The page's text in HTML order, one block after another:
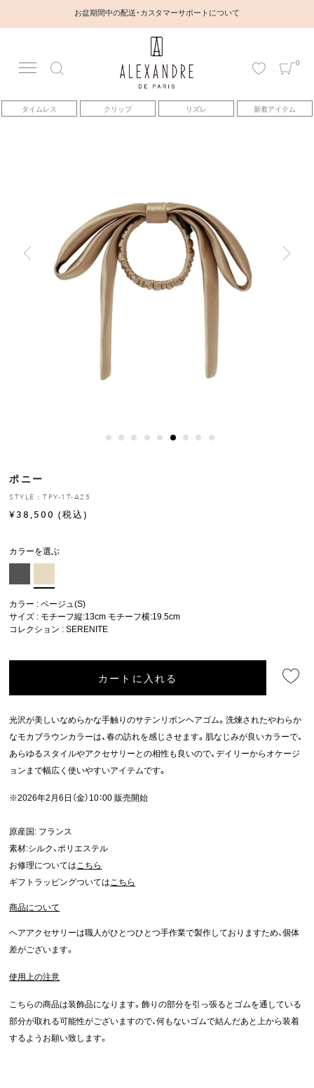
お盆期間中の配送・カスタマーサポートについて
0
タイムレス クリップ リズレ 新着アイテム
アカウント
アイテム
トピックス
ヘアアレンジ動画
クラフトマンシップ
お修理について
ポニー
STYLE：TPY-1T-A25
¥38,500 (税込)
カラーを選ぶ
カラー : ベージュ(S)
サイズ : モチーフ縦:13cm モチーフ横:19.5cm
コレクション :SERENITE
カートに入れる
光沢が美しいなめらかな手触りのサテンリボンヘアゴム。洗煉されたやわらか
なモカブラウンカラーは、春の訪れを感じさせます。肌なじみが良いカラーで、
あらゆるスタイルやアクセサリーとの相性も良いので、デイリーからオケージ
ョンまで幅広く使いやすいアイテムです。
※2026年2月6日（金）10：00 販売開始
原産国: フランス
素材:シルク、ポリエステル
お修理についてはこちら
ギフトラッピングついてはこちら
商品について
ヘアアクセサリーは職人がひとつひとつ手作業で製作しておりますため、個体
差がございます。
使用上の注意
こちらの商品は装飾品になります。飾りの部分を引っ張るとゴムを通している
部分が取れる可能性がございますので、何もないゴムで結んだあと上から装着
するようお願い致します。